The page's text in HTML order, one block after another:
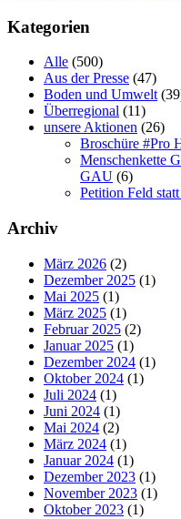
Kategorien
Alle (500)
Aus der Presse (47)
Boden und Umwelt
Überregional (11)
unsere Aktionen (26)
Broschüre #Pro
Menschenkette
GAU (6)
Petition Feld
Archiv
März 2026 (2)
Dezember 2025 (1)
Mai 2025 (1)
März 2025 (1)
Februar 2025 (2)
Januar 2025 (1)
Dezember 2024 (1)
Oktober 2024 (1)
Juli 2024 (1)
Juni 2024 (1)
Mai 2024 (2)
März 2024 (1)
Januar 2024 (1)
Dezember 2023 (1)
November 2023 (1)
Oktober 2023 (1)